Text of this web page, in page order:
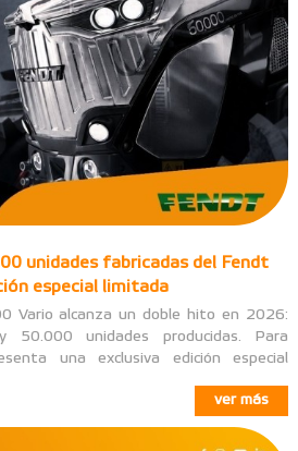
unidades fabricadas del Fendt
especial limitada
Vario alcanza un doble hito en 2026:
unidades producidas. Para
una exclusiva edición especial
ver más